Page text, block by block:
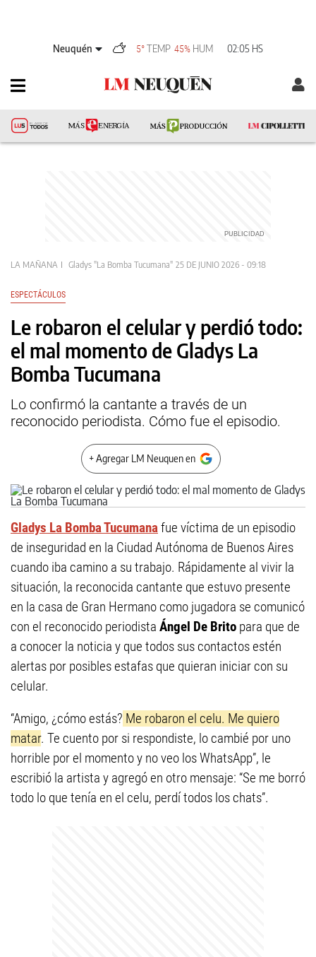
Neuquén 5° TEMP 45% HUM 02:05 HS
LA MAÑANA Gladys "la Bomba Tucumana" 25 DE JUNIO 2026 - 09:18
ESPECTÁCULOS
Le robaron el celular y perdió todo:
el mal momento de Gladys La
Bomba Tucumana
Lo confirmó la cantante a través de un
reconocido periodista. Cómo fue el episodio.
+ Agregar LM Neuquen en
Gladys La Bomba Tucumanafue víctima de un episodio
de inseguridad en la Ciudad Autónoma de Buenos Aires
cuando iba camino a su trabajo. Rápidamente al vivir la
situación, la reconocida cantante que estuvo presente
en la casa de Gran Hermano como jugadora se comunicó
con el reconocido periodista Ángel De Brito para que de
a conocer la noticia y que todos sus contactos estén
alertas por posibles estafas que quieran iniciar con su
celular.
“Amigo, ¿cómo estás? Me robaron el celu. Me quiero
matar. Te cuento por si respondiste, lo cambié por uno
horrible por el momento y no veo los WhatsApp”, le
escribió la artista y agregó en otro mensaje: “Se me borró
todo lo que tenía en el celu, perdí todos los chats”.